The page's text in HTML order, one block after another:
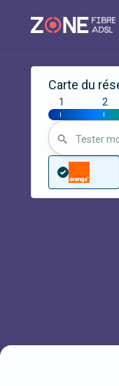
Carte du
|
1
|
2
Tester